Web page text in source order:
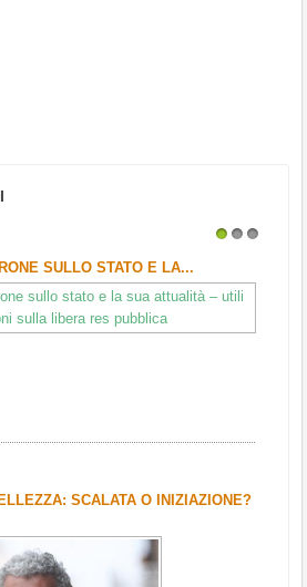
SULLO STATO E LA...
SCALATA O INIZIAZIONE?